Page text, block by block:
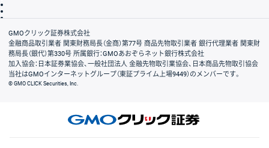
会社案内
GMOクリック証券株式会社
金融商品取引業者 関東財務局長（金商）第77号 商品先物取引業者 銀行代理業者 関東財
務局長（銀代）第330号 所属銀行：GMOあおぞらネット銀行株式会社
加入協会：日本証券業協会、一般社団法人 金融先物取引業協会、日本商品先物取引協会
当社はGMOインターネットグループ（東証プライム上場9449）のメンバーです。
© GMO CLICK Securities, Inc.